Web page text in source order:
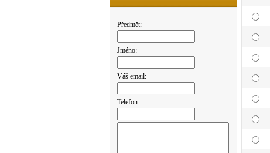
Předmět:
Jméno:
Váš email:
Telefon: